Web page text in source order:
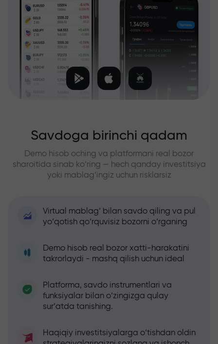
Savdoga birinchi qadam
Demo hisob oching va platformani real bozor
sharoitida sinab ko‘ring — hech qanday investitsiya
yoki mablag‘ingiz uchun risklarsiz
Virtual mablag‘ bilan savdo qiling va pul
yo‘qotish qo‘rquvisiz bozorni o‘rganing
Demo hisob real bozor xatti-harakatini
takrorlaydi - mashq qilish uchun ideal
Platforma, savdo instrumentlari va
funksiyalar bilan o‘zingizga qulay
sur’atda tanishing.
Haqiqiy investitsiyalarga o‘tishdan oldin